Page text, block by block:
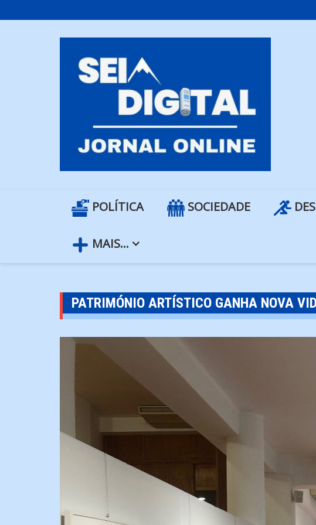
to
POLÍTICA SOCIEDADE
MAIS…
PATRIMÓNIO ARTÍSTICO GANHA NOVA